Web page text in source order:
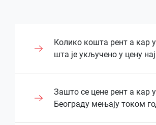
Колико кошта рент а кар
шта је укључено у цену
Цена рентања возила у
од типа возила, дужине најма и
Зашто се цене рент а кар
Београду мењају током